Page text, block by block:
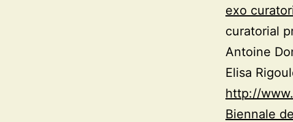
exo
curatorial
Antoine
Elisa
http://
Biennale